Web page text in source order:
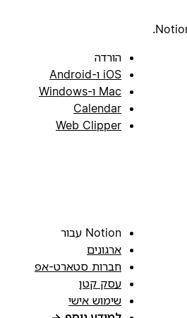
הורדה
iOS ו-Android
Mac ו-Windows
Calendar
Web Clipper
Notion עבור
ארגונים
חברות סטארט-אפ
עסק קטן
שימוש אישי